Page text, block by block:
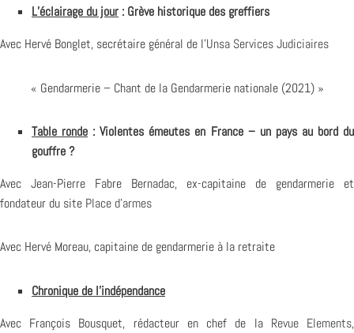
L’éclairage du jour : Grève historique des greffiers
Avec Hervé Bonglet, secrétaire général de l’Unsa Services Judiciaires
« Gendarmerie – Chant de la Gendarmerie nationale (2021) »
Table ronde : Violentes émeutes en France – un pays au bord du
gouffre ?
Avec Jean-Pierre Fabre Bernadac, ex-capitaine de gendarmerie et
fondateur du site Place d’armes
Avec Hervé Moreau, capitaine de gendarmerie à la retraite
Chronique de l’indépendance
Avec François Bousquet, rédacteur en chef de la Revue Elements,